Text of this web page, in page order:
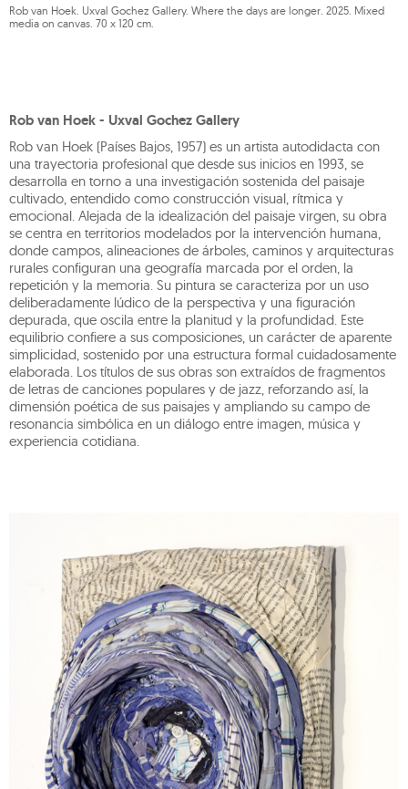
Rob van Hoek. Uxval Gochez Gallery. Where the days are longer. 2025. Mixed
media on canvas. 70 x 120 cm.
Rob van Hoek - Uxval Gochez Gallery
Rob van Hoek (Países Bajos, 1957) es un artista autodidacta con
una trayectoria profesional que desde sus inicios en 1993, se
desarrolla en torno a una investigación sostenida del paisaje
cultivado, entendido como construcción visual, rítmica y
emocional. Alejada de la idealización del paisaje virgen, su obra
se centra en territorios modelados por la intervención humana,
donde campos, alineaciones de árboles, caminos y arquitecturas
rurales configuran una geografía marcada por el orden, la
repetición y la memoria. Su pintura se caracteriza por un uso
deliberadamente lúdico de la perspectiva y una figuración
depurada, que oscila entre la planitud y la profundidad. Este
equilibrio confiere a sus composiciones, un carácter de aparente
simplicidad, sostenido por una estructura formal cuidadosamente
elaborada. Los títulos de sus obras son extraídos de fragmentos
de letras de canciones populares y de jazz, reforzando así, la
dimensión poética de sus paisajes y ampliando su campo de
resonancia simbólica en un diálogo entre imagen, música y
experiencia cotidiana.